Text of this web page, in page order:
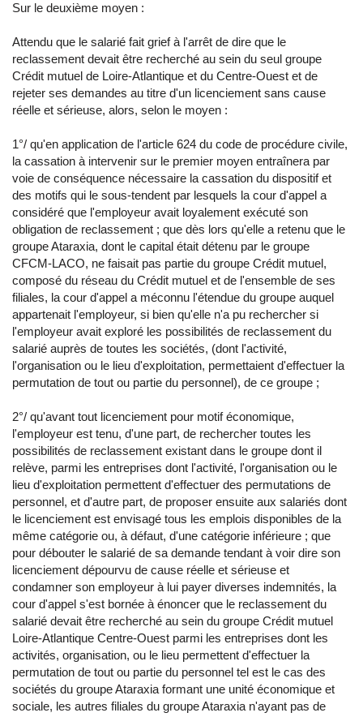
Sur le deuxième moyen :
Attendu que le salarié fait grief à l'arrêt de dire que le
reclassement devait être recherché au sein du seul groupe
Crédit mutuel de Loire-Atlantique et du Centre-Ouest et de
rejeter ses demandes au titre d'un licenciement sans cause
réelle et sérieuse, alors, selon le moyen :
1°/ qu'en application de l'article 624 du code de procédure civile,
la cassation à intervenir sur le premier moyen entraînera par
voie de conséquence nécessaire la cassation du dispositif et
des motifs qui le sous-tendent par lesquels la cour d'appel a
considéré que l'employeur avait loyalement exécuté son
obligation de reclassement ; que dès lors qu'elle a retenu que le
groupe Ataraxia, dont le capital était détenu par le groupe
CFCM-LACO, ne faisait pas partie du groupe Crédit mutuel,
composé du réseau du Crédit mutuel et de l'ensemble de ses
filiales, la cour d'appel a méconnu l'étendue du groupe auquel
appartenait l'employeur, si bien qu'elle n'a pu rechercher si
l'employeur avait exploré les possibilités de reclassement du
salarié auprès de toutes les sociétés, (dont l'activité,
l'organisation ou le lieu d'exploitation, permettaient d'effectuer la
permutation de tout ou partie du personnel), de ce groupe ;
2°/ qu'avant tout licenciement pour motif économique,
l'employeur est tenu, d'une part, de rechercher toutes les
possibilités de reclassement existant dans le groupe dont il
relève, parmi les entreprises dont l'activité, l'organisation ou le
lieu d'exploitation permettent d'effectuer des permutations de
personnel, et d'autre part, de proposer ensuite aux salariés dont
le licenciement est envisagé tous les emplois disponibles de la
même catégorie ou, à défaut, d'une catégorie inférieure ; que
pour débouter le salarié de sa demande tendant à voir dire son
licenciement dépourvu de cause réelle et sérieuse et
condamner son employeur à lui payer diverses indemnités, la
cour d'appel s'est bornée à énoncer que le reclassement du
salarié devait être recherché au sein du groupe Crédit mutuel
Loire-Atlantique Centre-Ouest parmi les entreprises dont les
activités, organisation, ou le lieu permettent d'effectuer la
permutation de tout ou partie du personnel tel est le cas des
sociétés du groupe Ataraxia formant une unité économique et
sociale, les autres filiales du groupe Ataraxia n'ayant pas de